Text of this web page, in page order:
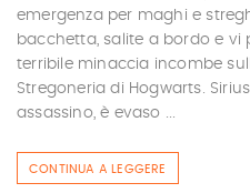
emergenza per maghi e
bacchetta, salite a bordo e vi
terribile minaccia incombe
Stregoneria di Hogwarts.
assassino, è evaso ...
CONTINUA A LEGGERE